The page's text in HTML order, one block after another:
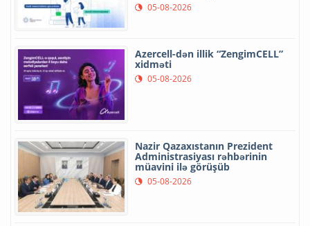
05-08-2026
Azercell-dən illik “ZengimCELL”
xidməti
05-08-2026
Nazir Qazaxıstanın Prezident
Administrasiyası rəhbərinin
müavini ilə görüşüb
05-08-2026